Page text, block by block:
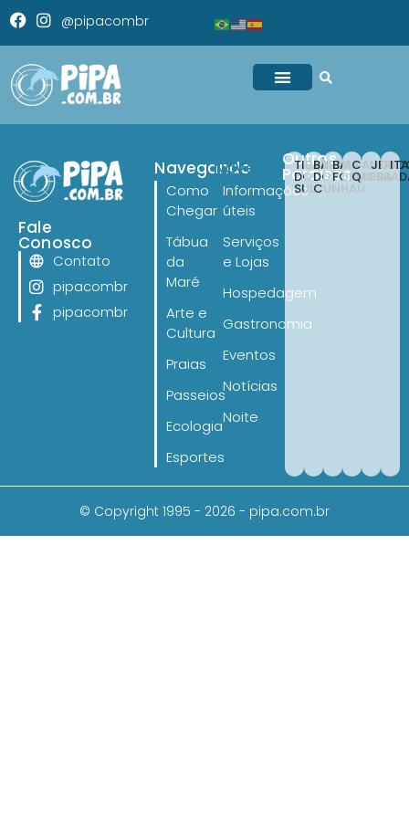
@pipacombr
Fale
Conosco
Contato
pipacombr
pipacombr
Navegando
Como
Chegar
Tábua
da
Maré
Arte e
Cultura
Praias
Passeios
Ecologia
Esportes
Navegando
Informações
úteis
Serviços
e Lojas
Hospedagem
Gastronomia
Eventos
Notícias
Noite
Outros
Paraísos
TIBAU
DO
SUL
BARRA
DO
CUNHAÚ
BAIA
FORMOSA
CANOA
© Copyright 1995 - 2026 - pipa.com.br